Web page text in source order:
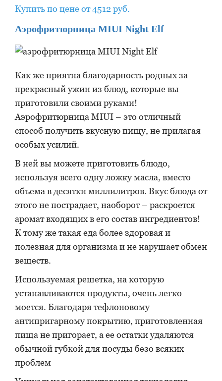
Купить по цене от 4512 руб.
Аэрофритюрница MIUI Night Elf
Как же приятна благодарность родных за
прекрасный ужин из блюд, которые вы
приготовили своими руками!
Аэрофритюрница MIUI – это отличный
способ получить вкусную пищу, не прилагая
особых усилий.
В ней вы можете приготовить блюдо,
используя всего одну ложку масла, вместо
объема в десятки миллилитров. Вкус блюда от
этого не пострадает, наоборот – раскроется
аромат входящих в его состав ингредиентов!
К тому же такая еда более здоровая и
полезная для организма и не нарушает обмен
веществ.
Используемая решетка, на которую
устанавливаются продукты, очень легко
моется. Благодаря тефлоновому
антипригарному покрытию, приготовленная
пища не пригорает, а ее остатки удаляются
обычной губкой для посуды безо всяких
проблем